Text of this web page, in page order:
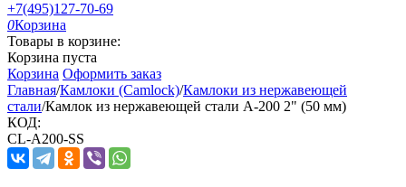
+7(495)127-70-69
0Корзина
Товары в корзине:
Корзина пуста
Корзина Оформить заказ
Главная/Камлоки (Camlock)/Камлоки из нержавеющей
стали/Камлок из нержавеющей стали A-200 2" (50 мм)
КОД:
CL-A200-SS